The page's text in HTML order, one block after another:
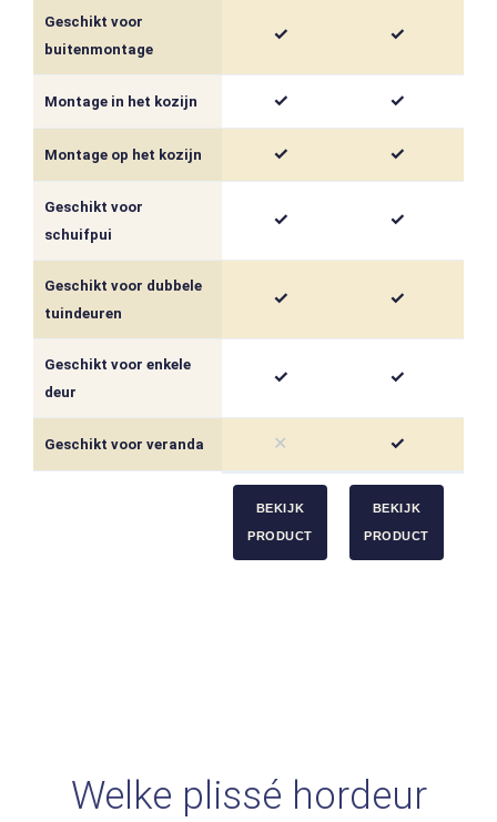
Geschikt voor
buitenmontage
✓ ✓
Montage in het kozijn ✓ ✓
Montage op het kozijn ✓ ✓
Geschikt voor
schuifpui
✓ ✓
Geschikt voor dubbele
tuindeuren
✓ ✓
Geschikt voor enkele
deur
✓ ✓
Geschikt voor veranda ✕ ✓
BEKIJK
PRODUCT
BEKIJK
PRODUCT
Welke plissé hordeur